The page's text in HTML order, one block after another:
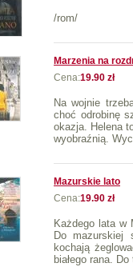
/rom/
Marzenia na
Cena:19.90 zł
Na wojnie
choć odrobinę
okazja. Helena
wyobraźnią.
Mazurskie lato
Cena:19.90 zł
Każdego lata w
Do mazurskiej
kochają
białego rana.